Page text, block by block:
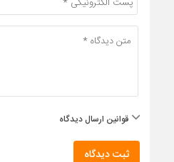
قوانین ارسال دیدگاه
ثبت دیدگاه